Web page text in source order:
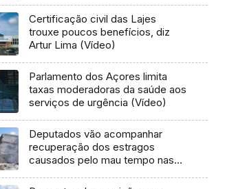
Certificação civil das Lajes
trouxe poucos benefícios, diz
Artur Lima (Vídeo)
Parlamento dos Açores limita
taxas moderadoras da saúde aos
serviços de urgência (Vídeo)
Deputados vão acompanhar
recuperação dos estragos
causados pelo mau tempo nas